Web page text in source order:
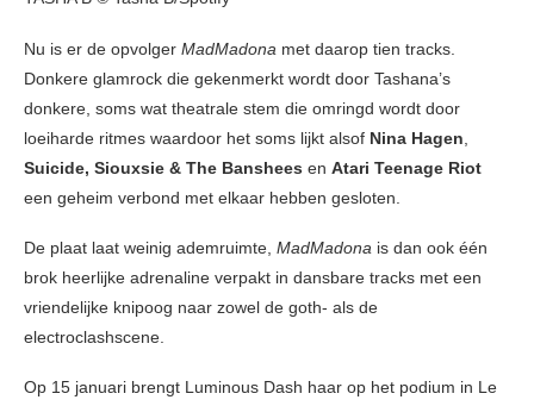
Nu is er de opvolger MadMadona met daarop tien tracks.
Donkere glamrock die gekenmerkt wordt door Tashana’s
donkere, soms wat theatrale stem die omringd wordt door
loeiharde ritmes waardoor het soms lijkt alsof Nina Hagen,
Suicide, Siouxsie & The Banshees en Atari Teenage Riot
een geheim verbond met elkaar hebben gesloten.
De plaat laat weinig ademruimte, MadMadona is dan ook één
brok heerlijke adrenaline verpakt in dansbare tracks met een
vriendelijke knipoog naar zowel de goth- als de
electroclashscene.
Op 15 januari brengt Luminous Dash haar op het podium in Le